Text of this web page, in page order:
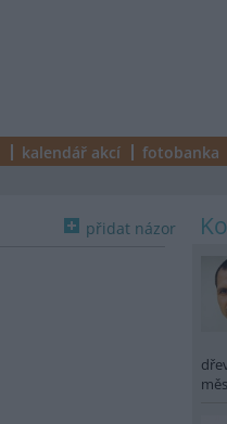
kalendář akcí fotobanka
přidat názor